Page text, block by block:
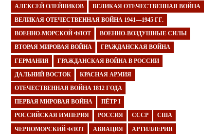
АЛЕКСЕЙ ОЛЕЙНИКОВ ВЕЛИКАЯ ОТЕЧЕСТВЕННАЯ ВОЙНА
ВЕЛИКАЯ ОТЕЧЕСТВЕННАЯ ВОЙНА 1941—1945 ГГ.
ВОЕННО-МОРСКОЙ ФЛОТ ВОЕННО-ВОЗДУШНЫЕ СИЛЫ
ВТОРАЯ МИРОВАЯ ВОЙНА ГРАЖДАНСКАЯ ВОЙНА
ГЕРМАНИЯ ГРАЖДАНСКАЯ ВОЙНА В РОССИИ
ДАЛЬНИЙ ВОСТОК КРАСНАЯ АРМИЯ
ОТЕЧЕСТВЕННАЯ ВОЙНА 1812 ГОДА
ПЕРВАЯ МИРОВАЯ ВОЙНА ПЁТР I
РОССИЙСКАЯ ИМПЕРИЯ РОССИЯ СССР США
ЧЕРНОМОРСКИЙ ФЛОТ АВИАЦИЯ АРТИЛЛЕРИЯ